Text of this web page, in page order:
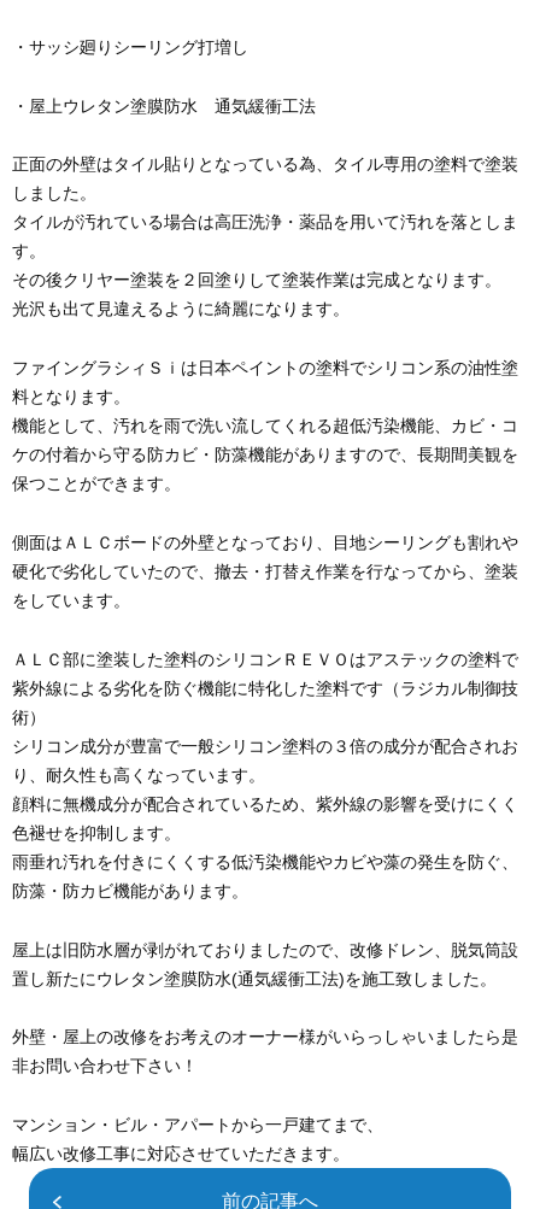
・サッシ廻りシーリング打増し
・屋上ウレタン塗膜防水 通気緩衝工法
正面の外壁はタイル貼りとなっている為、タイル専用の塗料で塗装
しました。
タイルが汚れている場合は高圧洗浄・薬品を用いて汚れを落としま
す。
その後クリヤー塗装を２回塗りして塗装作業は完成となります。
光沢も出て見違えるように綺麗になります。
ファイングラシィＳｉは日本ペイントの塗料でシリコン系の油性塗
料となります。
機能として、汚れを雨で洗い流してくれる超低汚染機能、カビ・コ
ケの付着から守る防カビ・防藻機能がありますので、長期間美観を
保つことができます。
側面はＡＬＣボードの外壁となっており、目地シーリングも割れや
硬化で劣化していたので、撤去・打替え作業を行なってから、塗装
をしています。
ＡＬＣ部に塗装した塗料のシリコンＲＥＶＯはアステックの塗料で
紫外線による劣化を防ぐ機能に特化した塗料です（ラジカル制御技
術）
シリコン成分が豊富で一般シリコン塗料の３倍の成分が配合されお
り、耐久性も高くなっています。
顔料に無機成分が配合されているため、紫外線の影響を受けにくく
色褪せを抑制します。
雨垂れ汚れを付きにくくする低汚染機能やカビや藻の発生を防ぐ、
防藻・防カビ機能があります。
屋上は旧防水層が剥がれておりましたので、改修ドレン、脱気筒設
置し新たにウレタン塗膜防水(通気緩衝工法)を施工致しました。
外壁・屋上の改修をお考えのオーナー様がいらっしゃいましたら是
非お問い合わせ下さい！
マンション・ビル・アパートから一戸建てまで、
幅広い改修工事に対応させていただきます。
前の記事へ